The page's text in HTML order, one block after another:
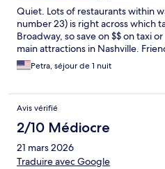
Quiet. Lots of restaurants within
number 23) is right across which
Broadway, so save on $$ on taxi
main attractions in Nashville.
Petra, séjour de 1 nuit
Avis vérifié
2/10 Médiocre
21 mars 2026
Traduire avec Google